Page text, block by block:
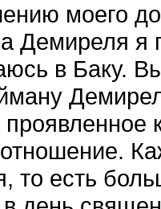
моего
Демиреля я
в Баку.
то есть